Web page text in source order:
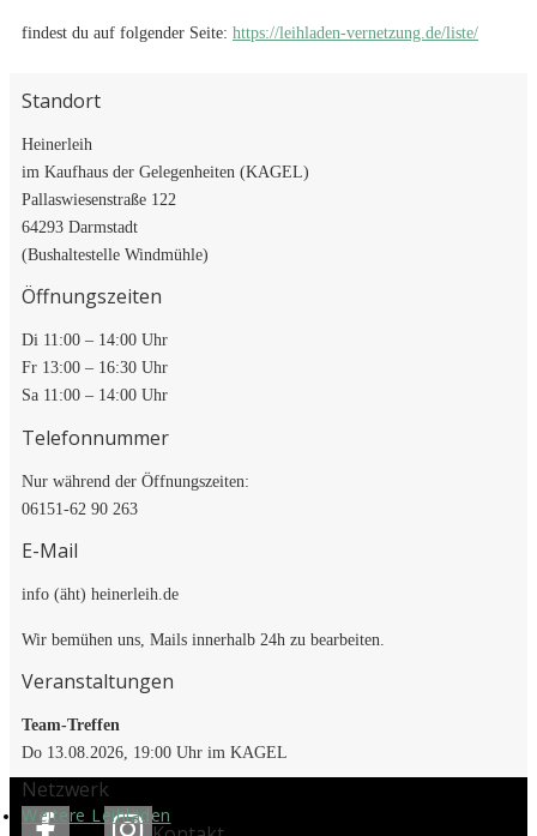
findest du auf folgender Seite: https://leihladen-vernetzung.de/liste/
Standort
Heinerleih
im Kaufhaus der Gelegenheiten (KAGEL)
Pallaswiesenstraße 122
64293 Darmstadt
(Bushaltestelle Windmühle)
Öffnungszeiten
Di 11:00 – 14:00 Uhr
Fr 13:00 – 16:30 Uhr
Sa 11:00 – 14:00 Uhr
Telefonnummer
Nur während der Öffnungszeiten:
06151-62 90 263
E-Mail
info (äht) heinerleih.de
Wir bemühen uns, Mails innerhalb 24h zu bearbeiten.
Veranstaltungen
Team-Treffen
Do 13.08.2026, 19:00 Uhr im KAGEL
Netzwerk
Weitere Leihläden